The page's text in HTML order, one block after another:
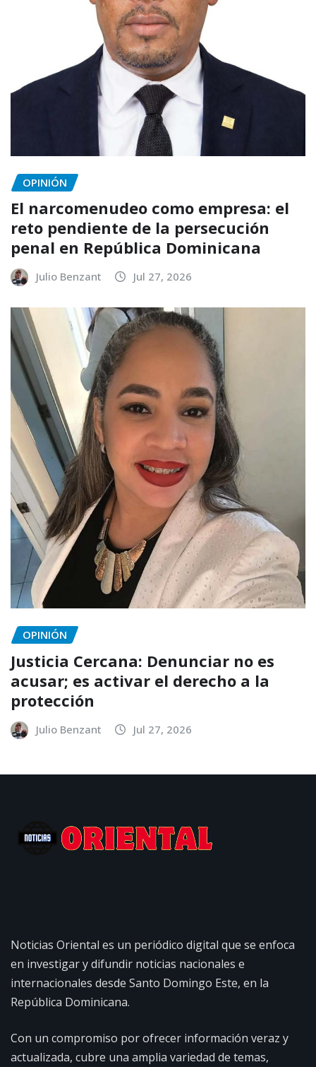
OPINIÓN
El narcomenudeo como empresa: el
reto pendiente de la persecución
penal en República Dominicana
Julio Benzant Jul 27, 2026
OPINIÓN
Justicia Cercana: Denunciar no es
acusar; es activar el derecho a la
protección
Julio Benzant Jul 27, 2026
Noticias Oriental es un periódico digital que se enfoca
en investigar y difundir noticias nacionales e
internacionales desde Santo Domingo Este, en la
República Dominicana.
Con un compromiso por ofrecer información veraz y
actualizada, cubre una amplia variedad de temas,